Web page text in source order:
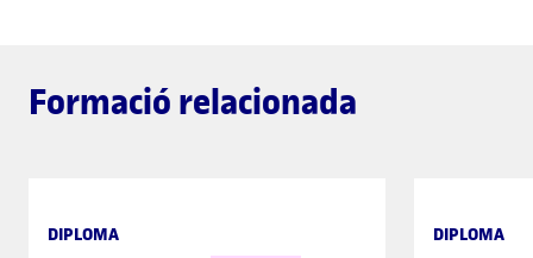
Formació relacionada
DIPLOMA
DIPLOMA